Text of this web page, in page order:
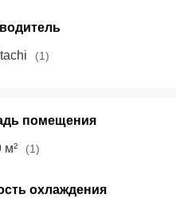
(1)
помещения
м² (1)
охлаждения